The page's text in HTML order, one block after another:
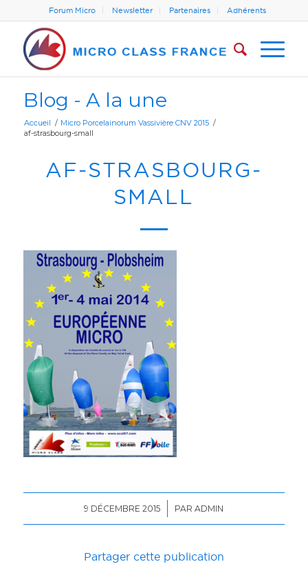
Forum Micro Newsletter Partenaires Adhérents
Blog - A la une
Accueil / Micro Porcelainorum Vassivière CNV 2015 /
af-strasbourg-small
AF-STRASBOURG-
SMALL
9 DÉCEMBRE 2015
/ PARADMIN
Partager cette publication